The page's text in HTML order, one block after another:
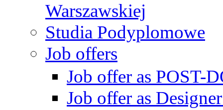
Warszawskiej
Studia Podyplomowe
Job offers
Job offer as POST-
Job offer as